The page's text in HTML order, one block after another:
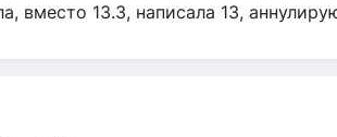
вместо 13.3, написала 13,